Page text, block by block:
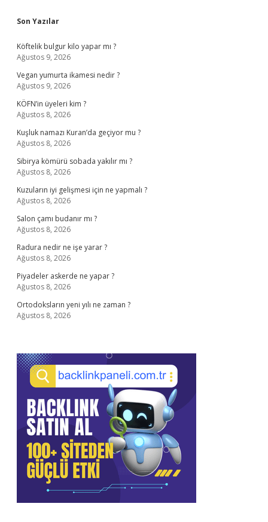
Sidebar
Son Yazılar
Köftelik bulgur kilo yapar mı ?
Ağustos 9, 2026
Vegan yumurta ikamesi nedir ?
Ağustos 9, 2026
KÖFN’in üyeleri kim ?
Ağustos 8, 2026
Kuşluk namazı Kuran’da geçiyor mu ?
Ağustos 8, 2026
Sibirya kömürü sobada yakılır mı ?
Ağustos 8, 2026
Kuzuların iyi gelişmesi için ne yapmalı ?
Ağustos 8, 2026
Salon çamı budanır mı ?
Ağustos 8, 2026
Radura nedir ne işe yarar ?
Ağustos 8, 2026
Piyadeler askerde ne yapar ?
Ağustos 8, 2026
Ortodoksların yeni yılı ne zaman ?
Ağustos 8, 2026